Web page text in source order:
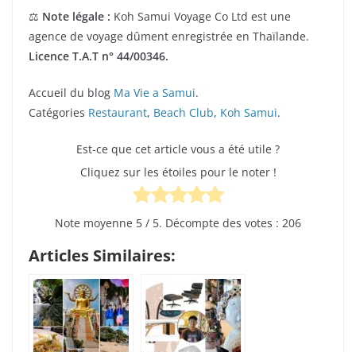
⚖️ Note légale : Koh Samui Voyage Co Ltd est une
agence de voyage dûment enregistrée en Thaïlande.
Licence T.A.T n° 44/00346.
Accueil du blog Ma Vie a Samui.
Catégories Restaurant, Beach Club, Koh Samui.
Est-ce que cet article vous a été utile ?
Cliquez sur les étoiles pour le noter !
Note moyenne 5 / 5. Décompte des votes : 206
Articles Similaires: